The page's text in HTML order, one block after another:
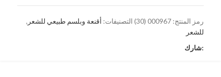
رمز المنتج: 000967 (30) التصنيفات: أقنعة وبلسم طبيعي للشعر ,
للشعر
شارك: